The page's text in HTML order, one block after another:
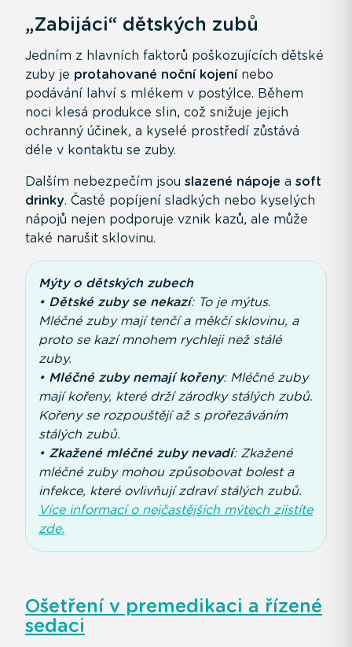
„Zabijáci“ dětských zubů
Jedním z hlavních faktorů poškozujících dětské
zuby je protahované noční kojenínebo
podávání lahví s mlékem v postýlce. Během
noci klesá produkce slin, což snižuje jejich
ochranný účinek, a kyselé prostředí zůstává
déle v kontaktu se zuby.
Dalším nebezpečím jsou slazené nápoje a soft
drinky. Časté popíjení sladkých nebo kyselých
nápojů nejen podporuje vznik kazů, ale může
také narušit sklovinu.
Mýty o dětských zubech
• Dětské zuby se nekazí: To je mýtus.
Mléčné zuby mají tenčí a měkčí sklovinu, a
proto se kazí mnohem rychleji než stálé
zuby.
• Mléčné zuby nemají kořeny: Mléčné zuby
mají kořeny, které drží zárodky stálých zubů.
Kořeny se rozpouštějí až s prořezáváním
stálých zubů.
• Zkažené mléčné zuby nevadí: Zkažené
mléčné zuby mohou způsobovat bolest a
infekce, které ovlivňují zdraví stálých zubů.
Více informací o nejčastějších mýtech zjistíte
zde.
Ošetření v premedikaci a řízené
sedaci